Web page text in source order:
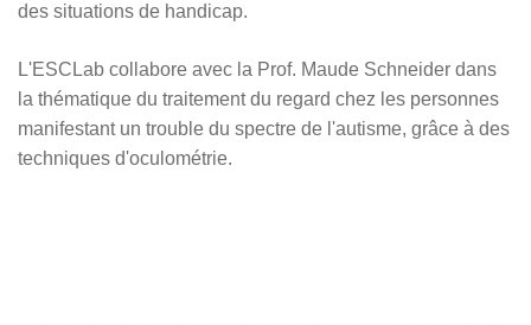
des situations de handicap.
L'ESCLab collabore avec la Prof. Maude Schneider dans
la thématique du traitement du regard chez les personnes
manifestant un trouble du spectre de l'autisme, grâce à des
techniques d'oculométrie.